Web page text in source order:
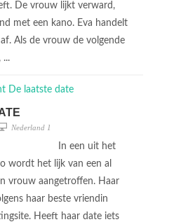
De vrouw lijkt verward,
met een kano. Eva handelt
Als de vrouw de volgende
...
Nederland 1
In een uit het
wordt het lijk van een al
vrouw aangetroffen. Haar
haar beste vriendin
Heeft haar date iets